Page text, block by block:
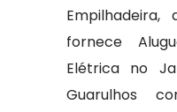
Empilhadeira,
fornece
Elétrica no
Guarulhos